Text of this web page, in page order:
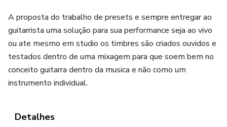
A proposta do trabalho de presets e sempre entregar ao
guitarrista uma solução para sua performance seja ao vivo
ou ate mesmo em studio os timbres são criados ouvidos e
testados dentro de uma mixagem para que soem bem no
conceito guitarra dentro da musica e não como um
instrumento individual.
Detalhes